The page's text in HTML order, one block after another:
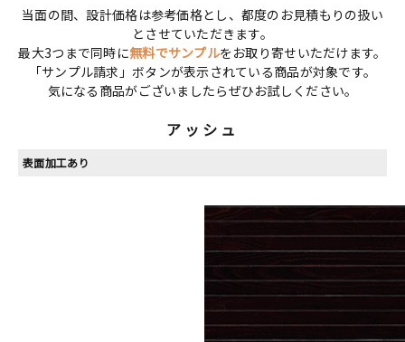
当面の間、設計価格は参考価格とし、都度のお見積もりの扱い
とさせていただきます。
最大3つまで同時に無料でサンプルをお取り寄せいただけます。
「サンプル請求」ボタンが表示されている商品が対象です。
気になる商品がございましたらぜひお試しください。
アッシュ
表面加工あり